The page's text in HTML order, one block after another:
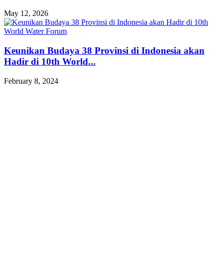
May 12, 2026
Keunikan Budaya 38 Provinsi di Indonesia akan
Hadir di 10th World...
February 8, 2024